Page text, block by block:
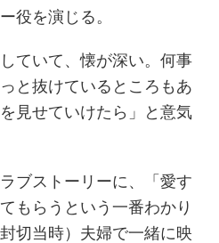
役を演じる。
ていて、懐が深い。何事
と抜けているところもあ
見せていけたら」と意気
ブストーリーに、「愛す
もらうという一番わかり
切当時）夫婦で一緒に映